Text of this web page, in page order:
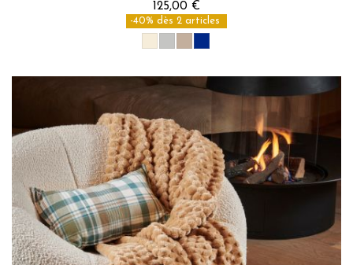
125,00 €
-40% dès 2 articles